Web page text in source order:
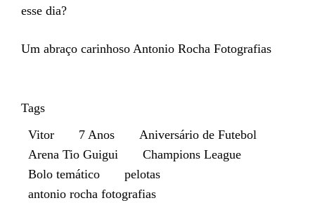
esse dia?
Um abraço carinhoso Antonio Rocha Fotografias
Tags
Vitor
7 Anos
Aniversário de Futebol
Arena Tio Guigui
Champions League
Bolo temático
pelotas
antonio rocha fotografias